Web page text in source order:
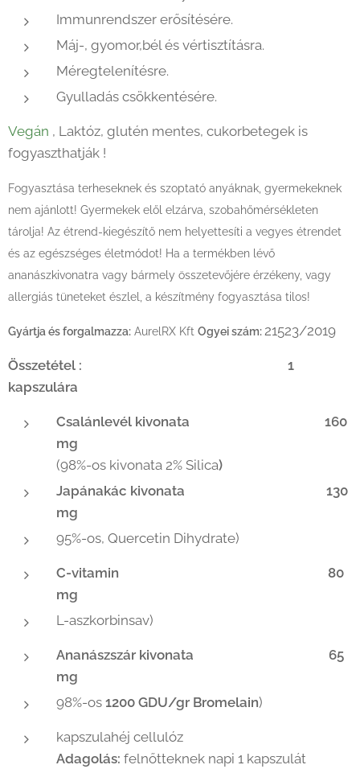
Immunrendszer erősítésére.
Máj-, gyomor,bél és vértisztításra.
Méregtelenítésre.
Gyulladás csökkentésére.
Vegán , Laktóz, glutén mentes, cukorbetegek is
fogyaszthatják !
Fogyasztása terheseknek és szoptató anyáknak, gyermekeknek
nem ajánlott! Gyermekek elől elzárva, szobahőmérsékleten
tárolja! Az étrend-kiegészítő nem helyettesíti a vegyes étrendet
és az egészséges életmódot! Ha a termékben lévő
ananászkivonatra vagy bármely összetevőjére érzékeny, vagy
allergiás tüneteket észlel, a készítmény fogyasztása tilos!
Gyártja és forgalmazza: AurelRX Kft Ogyei szám:21523/2019
Összetétel : 1
kapszulára
Csalánlevél kivonata 160
mg
(98%-os kivonata 2% Silica)
Japánakác kivonata 130
mg
95%-os, Quercetin Dihydrate)
C-vitamin 80
mg
L-aszkorbinsav)
Ananászszár kivonata 65
mg
98%-os 1200 GDU/gr Bromelain)
kapszulahéj cellulóz
Adagolás: felnőtteknek napi 1 kapszulát